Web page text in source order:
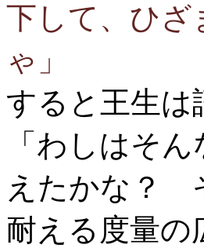
下して、ひざ
ゃ」
すると王生は
「わしはそ
えたかな？
耐える度量の